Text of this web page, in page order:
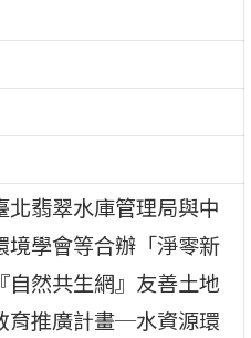
北翡翠水庫管理局與中
境學會等合辦「淨零新
然共生網』友善土地
育推廣計畫─水資源環